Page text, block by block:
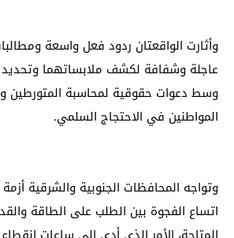
وأثارت الواقعتان ردود فعل واسعة
عاجلة وشفافة لكشف ملابساتهما وتحديد
وسط دعوات حقوقية لمحاسبة المتورطين
المواطنين في الاحتجاج السلمي.
وتواجه المحافظات الجنوبية والشرقية
اتساع الفجوة بين الطلب على الطاقة